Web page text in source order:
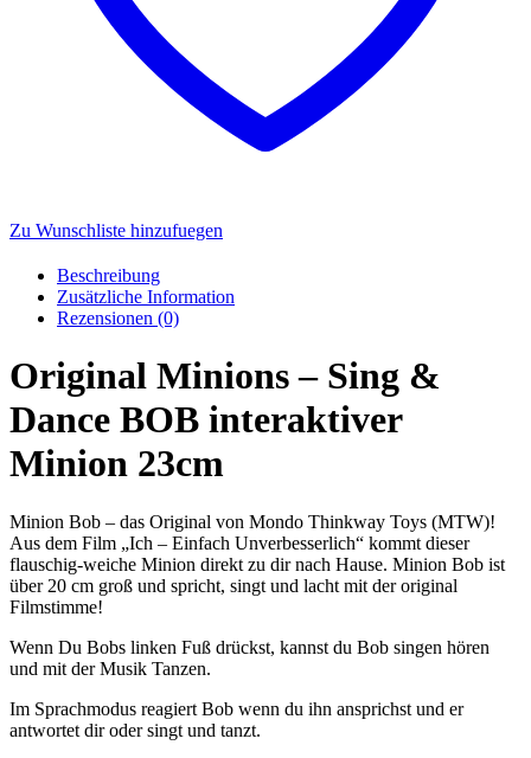
Zu Wunschliste hinzufuegen
Beschreibung
Zusätzliche Information
Rezensionen (0)
Original Minions – Sing &
Dance BOB interaktiver
Minion 23cm
Minion Bob – das Original von Mondo Thinkway Toys (MTW)!
Aus dem Film „Ich – Einfach Unverbesserlich“ kommt dieser
flauschig-weiche Minion direkt zu dir nach Hause. Minion Bob ist
über 20 cm groß und spricht, singt und lacht mit der original
Filmstimme!
Wenn Du Bobs linken Fuß drückst, kannst du Bob singen hören
und mit der Musik Tanzen.
Im Sprachmodus reagiert Bob wenn du ihn ansprichst und er
antwortet dir oder singt und tanzt.